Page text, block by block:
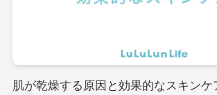
肌が乾燥する原因と効果的なスキンケ